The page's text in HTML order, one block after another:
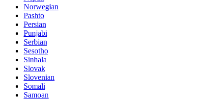
Norwegian
Pashto
Persian
Punjabi
Serbian
Sesotho
Sinhala
Slovak
Slovenian
Somali
Samoan